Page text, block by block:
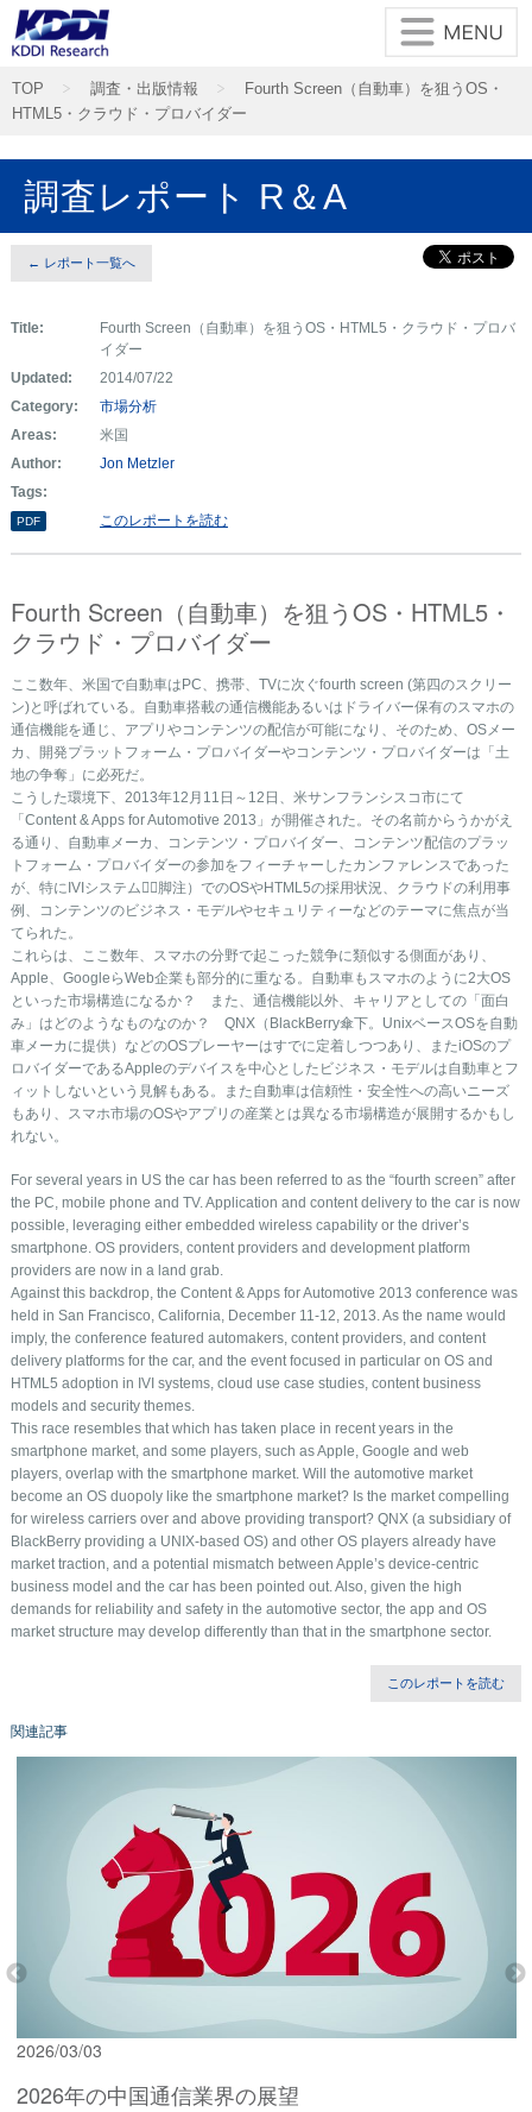
TOP 調査・出版情報
Fourth Screen（自動車）を狙うOS・
HTML5・クラウド・プロバイダー
調査レポート R＆A
← レポート一覧へ
Title:
Fourth Screen（自動車）を狙うOS・HTML5・クラウド・プロバ
イダー
Updated:
2014/07/22
Category:
市場分析
Areas:
米国
Author:
Jon Metzler
Tags:
PDF このレポートを読む
Fourth Screen（自動車）を狙うOS・HTML5・
クラウド・プロバイダー
ここ数年、米国で自動車はPC、携帯、TVに次ぐfourth screen (第四のスクリー
ン)と呼ばれている。自動車搭載の通信機能あるいはドライバー保有のスマホの
通信機能を通じ、アプリやコンテンツの配信が可能になり、そのため、OSメー
カ、開発プラットフォーム・プロバイダーやコンテンツ・プロバイダーは「土
地の争奪」に必死だ。
こうした環境下、2013年12月11日～12日、米サンフランシスコ市にて
「Content & Apps for Automotive 2013」が開催された。その名前からうかがえ
る通り、自動車メーカ、コンテンツ・プロバイダー、コンテンツ配信のプラッ
トフォーム・プロバイダーの参加をフィーチャーしたカンファレンスであった
が、特にIVIシステム（脚注）でのOSやHTML5の採用状況、クラウドの利用事
例、コンテンツのビジネス・モデルやセキュリティーなどのテーマに焦点が当
てられた。
これらは、ここ数年、スマホの分野で起こった競争に類似する側面があり、
Apple、GoogleらWeb企業も部分的に重なる。自動車もスマホのように2大OS
といった市場構造になるか？ また、通信機能以外、キャリアとしての「面白
み」はどのようなものなのか？ QNX（BlackBerry傘下。UnixベースOSを自動
車メーカに提供）などのOSプレーヤーはすでに定着しつつあり、またiOSのプ
ロバイダーであるAppleのデバイスを中心としたビジネス・モデルは自動車とフ
ィットしないという見解もある。また自動車は信頼性・安全性への高いニーズ
もあり、スマホ市場のOSやアプリの産業とは異なる市場構造が展開するかもし
れない。
For several years in US the car has been referred to as the “fourth screen” after
the PC, mobile phone and TV. Application and content delivery to the car is now
possible, leveraging either embedded wireless capability or the driver’s
smartphone. OS providers, content providers and development platform
providers are now in a land grab.
Against this backdrop, the Content & Apps for Automotive 2013 conference was
held in San Francisco, California, December 11-12, 2013. As the name would
imply, the conference featured automakers, content providers, and content
delivery platforms for the car, and the event focused in particular on OS and
HTML5 adoption in IVI systems, cloud use case studies, content business
models and security themes.
This race resembles that which has taken place in recent years in the
smartphone market, and some players, such as Apple, Google and web
players, overlap with the smartphone market. Will the automotive market
become an OS duopoly like the smartphone market? Is the market compelling
for wireless carriers over and above providing transport? QNX (a subsidiary of
BlackBerry providing a UNIX-based OS) and other OS players already have
market traction, and a potential mismatch between Apple’s device-centric
business model and the car has been pointed out. Also, given the high
demands for reliability and safety in the automotive sector, the app and OS
market structure may develop differently than that in the smartphone sector.
このレポートを読む
関連記事
2026/03/03
2026年の中国通信業界の展望